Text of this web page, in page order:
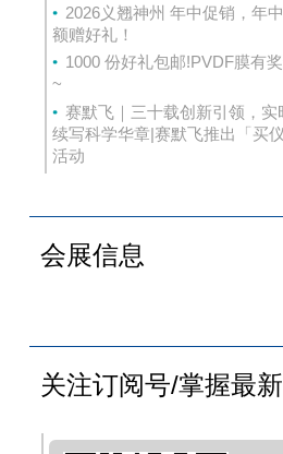
2026义翘神州 年中促销，年
额赠好礼！
1000 份好礼包邮!PVDF膜有
~
赛默飞｜三十载创新引领，实
续写科学华章|赛默飞推出「买仪
活动
会展信息
关注订阅号/掌握最